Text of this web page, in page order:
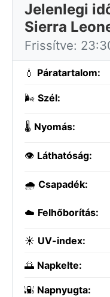
Jelenlegi
Sierra
Frissítve:
💧 Páratartalom:
🌬️ Szél:
🌡️ Nyomás:
👁️ Láthatóság:
🌧️ Csapadék:
☁️ Felhőborítás:
☀️ UV-index:
🌅 Napkelte:
🌇 Napnyugta: